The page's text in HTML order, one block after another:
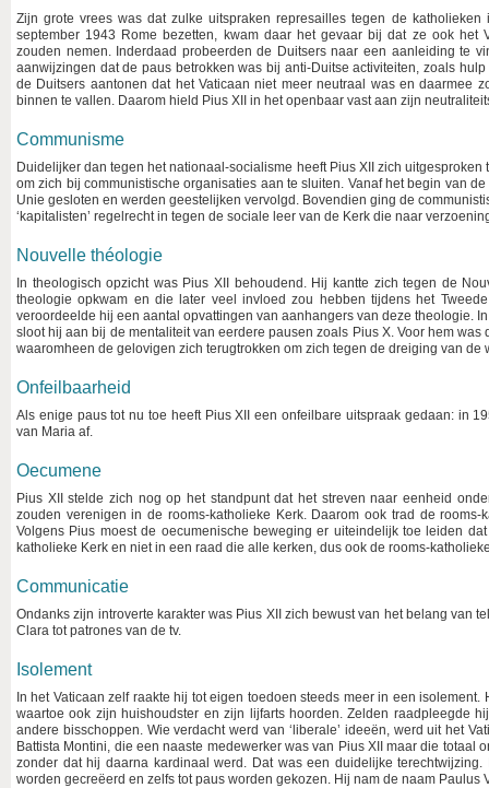
Zijn grote vrees was dat zulke uitspraken represailles tegen de
september 1943 Rome bezetten, kwam daar het gevaar bij dat ze ook het
zouden nemen. Inderdaad probeerden de Duitsers naar een aanleiding te
aanwijzingen dat de paus betrokken was bij anti-Duitse activiteiten, zoals
de Duitsers aantonen dat het Vaticaan niet meer neutraal was en daarmee
binnen te vallen. Daarom hield Pius XII in het openbaar vast aan zijn
Communisme
Duidelijker dan tegen het nationaal-socialisme heeft Pius XII zich
om zich bij communistische organisaties aan te sluiten. Vanaf het begin van
Unie gesloten en werden geestelijken vervolgd. Bovendien ging de
‘kapitalisten’ regelrecht in tegen de sociale leer van de Kerk die naar
Nouvelle théologie
In theologisch opzicht was Pius XII behoudend. Hij kantte zich tegen de
theologie opkwam en die later veel invloed zou hebben tijdens het
veroordeelde hij een aantal opvattingen van aanhangers van deze theologie.
sloot hij aan bij de mentaliteit van eerdere pausen zoals Pius X. Voor hem
waaromheen de gelovigen zich terugtrokken om zich tegen de dreiging van de
Onfeilbaarheid
Als enige paus tot nu toe heeft Pius XII een onfeilbare uitspraak gedaan: in
van Maria af.
Oecumene
Pius XII stelde zich nog op het standpunt dat het streven naar eenheid
zouden verenigen in de rooms-katholieke Kerk. Daarom ook trad de
Volgens Pius moest de oecumenische beweging er uiteindelijk toe leiden
katholieke Kerk en niet in een raad die alle kerken, dus ook de rooms-
Communicatie
Ondanks zijn introverte karakter was Pius XII zich bewust van het belang van
Clara tot patrones van de tv.
Isolement
In het Vaticaan zelf raakte hij tot eigen toedoen steeds meer in een
waartoe ook zijn huishoudster en zijn lijfarts hoorden. Zelden raadpleegde
andere bisschoppen. Wie verdacht werd van ‘liberale’ ideeën, werd uit het
Battista Montini, die een naaste medewerker was van Pius XII maar die totaal
zonder dat hij daarna kardinaal werd. Dat was een duidelijke
worden gecreëerd en zelfs tot paus worden gekozen. Hij nam de naam Paulus